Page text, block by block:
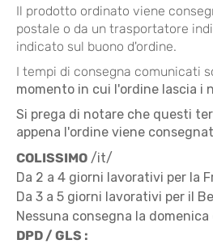
Il prodotto ordinato viene
postale o da un trasportatore
indicato sul buono d'ordine.
I tempi di consegna comunicati
momento in cui l'ordine lascia i
Si prega di notare che questi
appena l'ordine viene
COLISSIMO /it/
Da 2 a 4 giorni lavorativi per la
Da 3 a 5 giorni lavorativi per il
Nessuna consegna la
DPD / GLS :